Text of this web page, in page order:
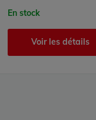
En stock
Voir les détails